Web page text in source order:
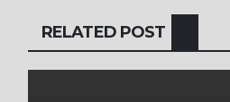
RELATED POST